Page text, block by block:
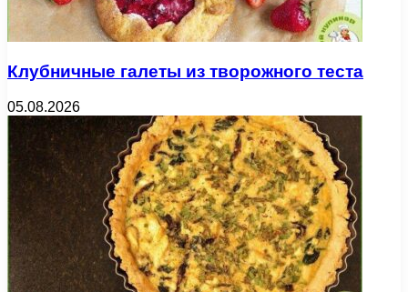
Клубничные галеты из творожного теста
05.08.2026